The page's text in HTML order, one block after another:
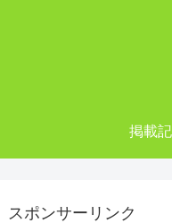
掲載
スポンサーリンク